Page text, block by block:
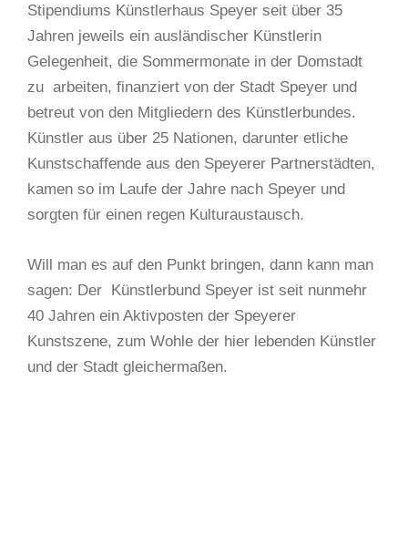
Stipendiums Künstlerhaus Speyer seit über 35
Jahren jeweils ein ausländischer Künstlerin
Gelegenheit, die Sommermonate in der Domstadt
zu arbeiten, finanziert von der Stadt Speyer und
betreut von den Mitgliedern des Künstlerbundes.
Künstler aus über 25 Nationen, darunter etliche
Kunstschaffende aus den Speyerer Partnerstädten,
kamen so im Laufe der Jahre nach Speyer und
sorgten für einen regen Kulturaustausch.
Will man es auf den Punkt bringen, dann kann man
sagen: Der Künstlerbund Speyer ist seit nunmehr
40 Jahren ein Aktivposten der Speyerer
Kunstszene, zum Wohle der hier lebenden Künstler
und der Stadt gleichermaßen.